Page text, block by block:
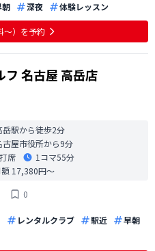
朝 深夜 体験レッスン
〜）を予約
フ 名古屋 高岳店
岳駅から徒歩2分
古屋市役所から9分
席
1コマ55分
額 17,380円〜
0
レンタルクラブ 駅近
早朝